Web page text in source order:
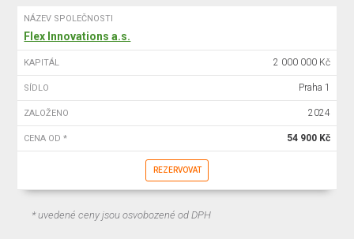
NÁZEV SPOLEČNOSTI
Flex Innovations a.s.
KAPITÁL 2 000 000 Kč
SÍDLO Praha 1
ZALOŽENO 2024
CENA OD * 54 900 Kč
REZERVOVAT
* uvedené ceny jsou osvobozené od DPH